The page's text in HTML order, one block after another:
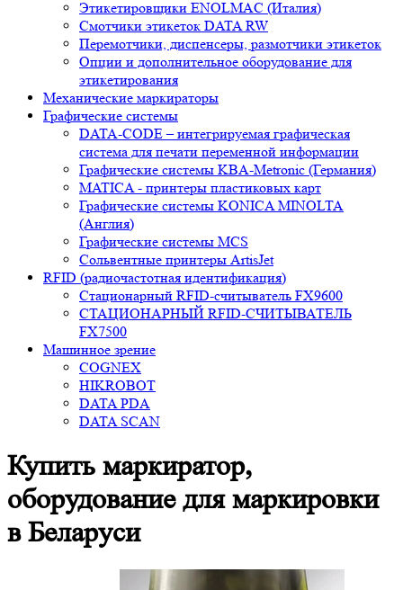
Этикетировщики ENOLMAC (Италия)
Смотчики этикеток DATA RW
Перемотчики, диспенсеры, размотчики этикеток
Опции и дополнительное оборудование для
этикетирования
Механические маркираторы
Графические системы
DATA-CODE – интегрируемая графическая
система для печати переменной информации
Графические системы KBA-Metronic (Германия)
MATICA - принтеры пластиковых карт
Графические системы KONICA MINOLTA
(Англия)
Графические системы MCS
Сольвентные принтеры ArtisJet
RFID (радиочастотная идентификация)
Стационарный RFID-считыватель FX9600
СТАЦИОНАРНЫЙ RFID-СЧИТЫВАТЕЛЬ
FX7500
Машинное зрение
COGNEX
HIKROBOT
DATA PDA
DATA SCAN
Купить маркиратор,
оборудование для маркировки
в Беларуси